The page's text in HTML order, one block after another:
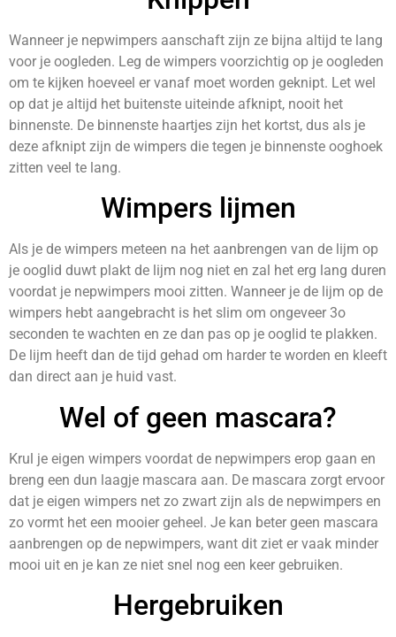
Wanneer je nepwimpers aanschaft zijn ze bijna altijd te lang
voor je oogleden. Leg de wimpers voorzichtig op je oogleden
om te kijken hoeveel er vanaf moet worden geknipt. Let wel
op dat je altijd het buitenste uiteinde afknipt, nooit het
binnenste. De binnenste haartjes zijn het kortst, dus als je
deze afknipt zijn de wimpers die tegen je binnenste ooghoek
zitten veel te lang.
Wimpers lijmen
Als je de wimpers meteen na het aanbrengen van de lijm op
je ooglid duwt plakt de lijm nog niet en zal het erg lang duren
voordat je nepwimpers mooi zitten. Wanneer je de lijm op de
wimpers hebt aangebracht is het slim om ongeveer 3o
seconden te wachten en ze dan pas op je ooglid te plakken.
De lijm heeft dan de tijd gehad om harder te worden en kleeft
dan direct aan je huid vast.
Wel of geen mascara?
Krul je eigen wimpers voordat de nepwimpers erop gaan en
breng een dun laagje mascara aan. De mascara zorgt ervoor
dat je eigen wimpers net zo zwart zijn als de nepwimpers en
zo vormt het een mooier geheel. Je kan beter geen mascara
aanbrengen op de nepwimpers, want dit ziet er vaak minder
mooi uit en je kan ze niet snel nog een keer gebruiken.
Hergebruiken